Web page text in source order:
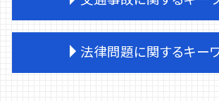
刑事事件 民事事件 違い
撮影罪 初犯
刑事事件 弁護士
刑事事件 処分 種類
交通事故 休業補償
交通事故 休業損害
法律問題に関するキー